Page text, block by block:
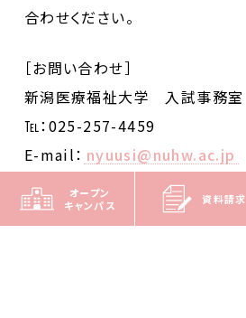
オープン
キャンパス
資料請求
合わせください。
［お問い合わせ］
新潟医療福祉大学 入試事務室
℡：025-257-4459
E-mail： nyuusi@nuhw.ac.jp